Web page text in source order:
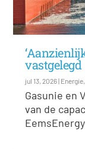
vastgelegd
jul 13, 2026| Energie
Gasunie en
van de